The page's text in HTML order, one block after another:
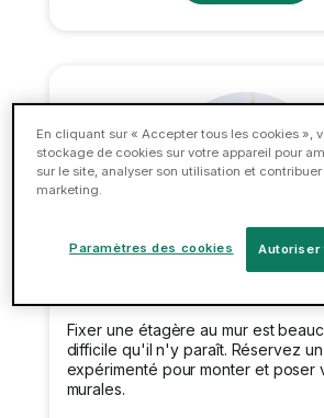
Fixer une étagère au mur est
difficile qu'il n'y paraît. Réservez
expérimenté pour monter et poser
murales.
En cliquant sur « Accepter tous les cookies »,
stockage de cookies sur votre appareil pour
sur le site, analyser son utilisation et
marketing.
Autoriser
Paramètres des cookies